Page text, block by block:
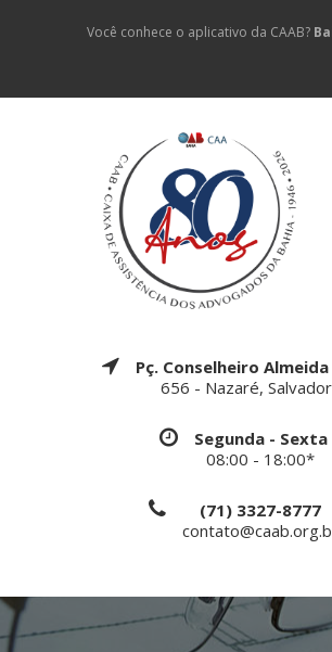
Você conhece o aplicativo da CAAB?
Pç. Conselheiro
656 - Nazaré,
Segunda - Sexta
08:00 - 18:00*
(71) 3327-8777